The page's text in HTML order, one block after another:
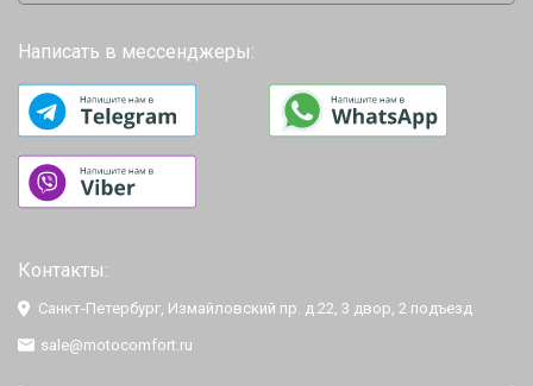
Написать в мессенджеры:
Контакты:
Санкт-Петербург, Измайловский пр. д.22, 3 двор, 2 подъезд
sale@motocomfort.ru